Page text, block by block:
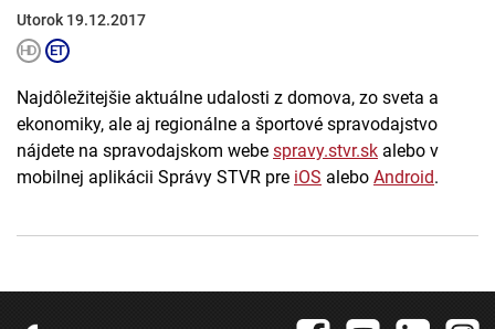
Utorok 19.12.2017
Najdôležitejšie aktuálne udalosti z domova, zo sveta a
ekonomiky, ale aj regionálne a športové spravodajstvo
nájdete na spravodajskom webe spravy.stvr.sk alebo v
mobilnej aplikácii Správy STVR pre iOS alebo Android.